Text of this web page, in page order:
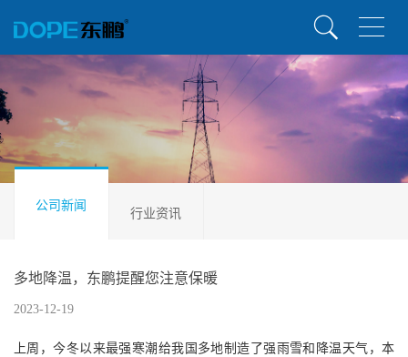
公司新闻
行业资讯
多地降温，东鹏提醒您注意保暖
2023-12-19
上周，今冬以来最强寒潮给我国多地制造了强雨雪和降温天气，本